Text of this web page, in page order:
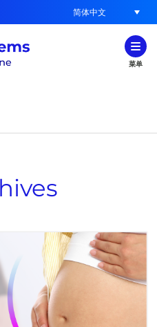
简体中文
菜单